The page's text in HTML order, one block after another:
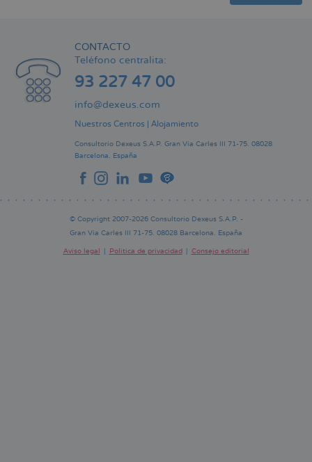
CONTACTO
Teléfono centralita:
93 227 47 00
info@dexeus.com
Nuestros Centros | Alojamiento
Consultorio Dexeus S.A.P. Gran Via Carles III 71-75. 08028
Barcelona. España
© Copyright 2007-2026 Consultorio Dexeus S.A.P. -
Gran Via Carles III 71-75. 08028 Barcelona. España
Aviso legal Política de privacidad Consejo editorial